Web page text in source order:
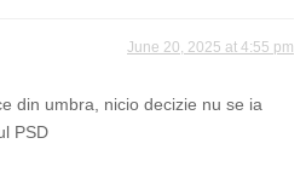
June 20, 2025 at 4:55 pm
din umbra, nicio decizie nu se ia
PSD